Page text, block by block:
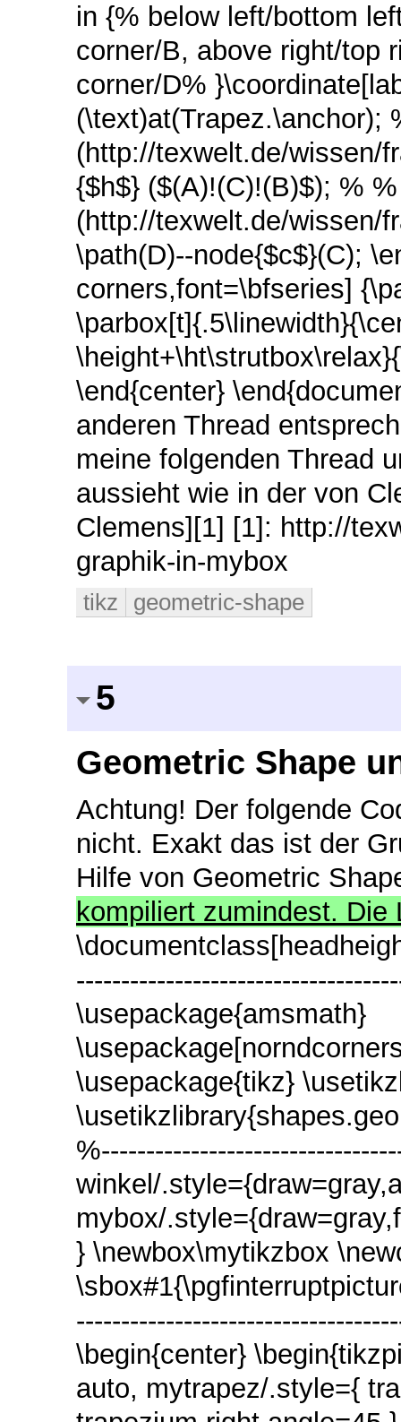
in {% below left/bottom
corner/B, above right/top
corner/D%
(\text)at(Trapez.\anchor);
(http://texwelt.de/wissen/
{$h$} ($(A)!(C)!(B)$); %
(http://texwelt.de/wissen/
\path(D)--node{$c$}(C);
corners,font=\bfseries]
\end{center}
anderen Thread
meine folgenden Thread
aussieht wie in der von
Clemens][1] [1]: http://
graphik-in-mybox
tikz geometric-shape
5
Geometric Shape
Achtung! Der folgende
nicht. Exakt das ist der
Hilfe von Geometric
kompiliert zumindest.
\usepackage{amsmath}
\usepackage{tikz}
winkel/
mybox/
} \newbox\mytikzbox
\begin{center}
auto, mytrapez/.style={